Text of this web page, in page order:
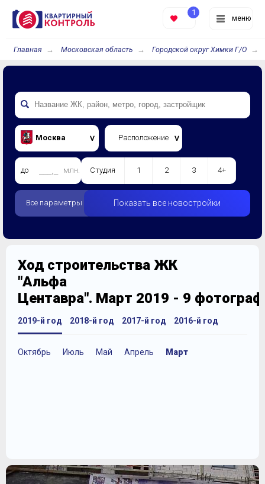
меню
1
Главная Московская область Городской округ Химки Г/О
Москва Расположение
до млн. Студия 1 2 3 4+
Все параметры Показать все новостройки
Ход строительства ЖК
"Альфа
Центавра". Март 2019 - 9
2019-й год
Октябрь Июль Май Апрель Март
2018-й год 2017-й год 2016-й год